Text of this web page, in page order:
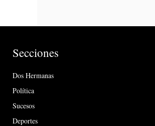
Secciones
Dos Hermanas
Política
Sucesos
Deportes